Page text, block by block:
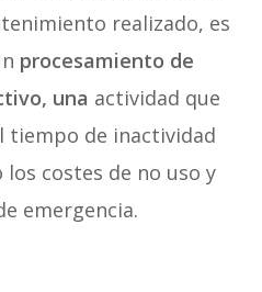
realizado, es
procesamiento de
una actividad que
tiempo de inactividad
costes de no uso y
emergencia.